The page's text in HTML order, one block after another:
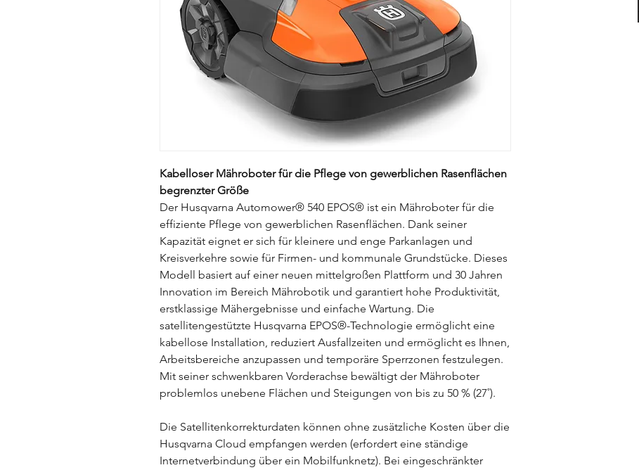
Kabelloser Mähroboter für die Pflege von gewerblichen Rasenflächen
begrenzter Größe
Der Husqvarna Automower® 540 EPOS® ist ein Mähroboter für die
effiziente Pflege von gewerblichen Rasenflächen. Dank seiner
Kapazität eignet er sich für kleinere und enge Parkanlagen und
Kreisverkehre sowie für Firmen- und kommunale Grundstücke. Dieses
Modell basiert auf einer neuen mittelgroßen Plattform und 30 Jahren
Innovation im Bereich Mährobotik und garantiert hohe Produktivität,
erstklassige Mähergebnisse und einfache Wartung. Die
satellitengestützte Husqvarna EPOS®-Technologie ermöglicht eine
kabellose Installation, reduziert Ausfallzeiten und ermöglicht es Ihnen,
Arbeitsbereiche anzupassen und temporäre Sperrzonen festzulegen.
Mit seiner schwenkbaren Vorderachse bewältigt der Mähroboter
problemlos unebene Flächen und Steigungen von bis zu 50 % (27˚).
Die Satellitenkorrekturdaten können ohne zusätzliche Kosten über die
Husqvarna Cloud empfangen werden (erfordert eine ständige
Internetverbindung über ein Mobilfunknetz). Bei eingeschränkter